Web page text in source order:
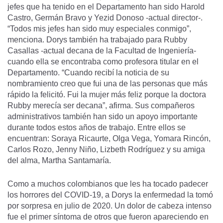
jefes que ha tenido en el Departamento han sido Harold
Castro, Germán Bravo y Yezid Donoso -actual director-.
“Todos mis jefes han sido muy especiales conmigo”,
menciona. Dorys también ha trabajado para Rubby
Casallas -actual decana de la Facultad de Ingeniería-
cuando ella se encontraba como profesora titular en el
Departamento. “Cuando recibí la noticia de su
nombramiento creo que fui una de las personas que más
rápido la felicitó. Fui la mujer más feliz porque la doctora
Rubby merecía ser decana”, afirma. Sus compañeros
administrativos también han sido un apoyo importante
durante todos estos años de trabajo. Entre ellos se
encuentran: Soraya Ricaurte, Olga Vega, Yomara Rincón,
Carlos Rozo, Jenny Niño, Lizbeth Rodríguez y su amiga
del alma, Martha Santamaría.
Como a muchos colombianos que les ha tocado padecer
los horrores del COVID-19, a Dorys la enfermedad la tomó
por sorpresa en julio de 2020. Un dolor de cabeza intenso
fue el primer síntoma de otros que fueron apareciendo en